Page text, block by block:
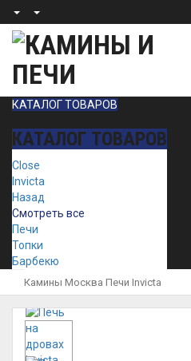
КАТАЛОГ ТОВАРОВ
КАТАЛОГ ТОВАРОВ
Close
Invicta
Назад
Смотреть все
Печи
Топки
Барбекю
Камины Москва Печи Invicta